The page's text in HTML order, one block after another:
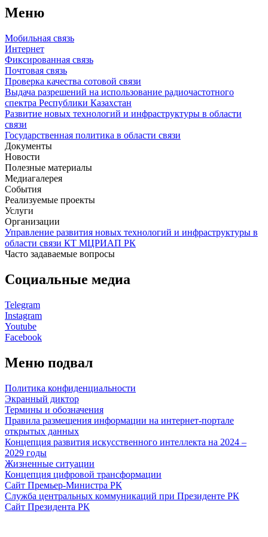
Меню
Мобильная связь
Интернет
Фиксированная связь
Почтовая связь
Проверка качества сотовой связи
Выдача разрешений на использование радиочастотного
спектра Республики Казахстан
Развитие новых технологий и инфраструктуры в области
связи
Государственная политика в области связи
Документы
Новости
Полезные материалы
Медиагалерея
События
Реализуемые проекты
Услуги
Организации
Управление развития новых технологий и инфраструктуры в
области связи КТ МЦРИАП РК
Часто задаваемые вопросы
Социальные медиа
Telegram
Instagram
Youtube
Facebook
Меню подвал
Политика конфиденциальности
Экранный диктор
Термины и обозначения
Правила размещения информации на интернет-портале
открытых данных
Концепция развития искусственного интеллекта на 2024 –
2029 годы
Жизненные ситуации
Концепция цифровой трансформации
Сайт Премьер-Министра РК
Служба центральных коммуникаций при Президенте РК
Сайт Президента РК